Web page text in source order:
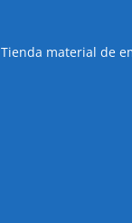
Tienda material de